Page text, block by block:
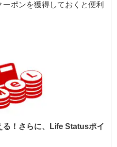
ポンを獲得しておくと便利
る！さらに、Life Statusポイ